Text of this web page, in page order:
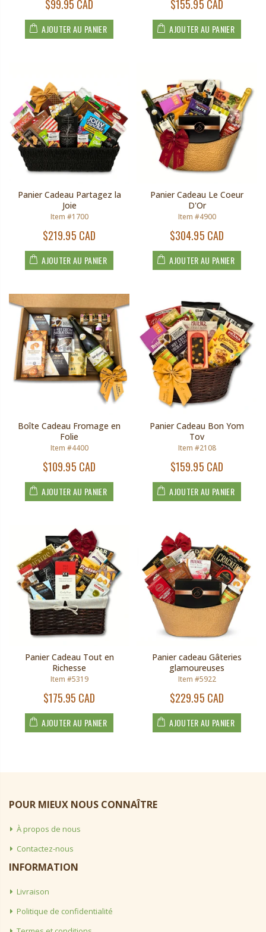
$99.95 CAD
AJOUTER AU PANIER
$155.95 CAD
AJOUTER AU PANIER
Panier Cadeau Partagez la
Joie
Item #1700
$219.95 CAD
AJOUTER AU PANIER
Panier Cadeau Le Coeur
D'Or
Item #4900
$304.95 CAD
AJOUTER AU PANIER
Boîte Cadeau Fromage en
Folie
Item #4400
$109.95 CAD
AJOUTER AU PANIER
Panier Cadeau Bon Yom
Tov
Item #2108
$159.95 CAD
AJOUTER AU PANIER
Panier Cadeau Tout en
Richesse
Item #5319
$175.95 CAD
AJOUTER AU PANIER
Panier cadeau Gâteries
glamoureuses
Item #5922
$229.95 CAD
AJOUTER AU PANIER
POUR MIEUX NOUS CONNAÎTRE
À propos de nous
Contactez-nous
INFORMATION
Livraison
Politique de confidentialité